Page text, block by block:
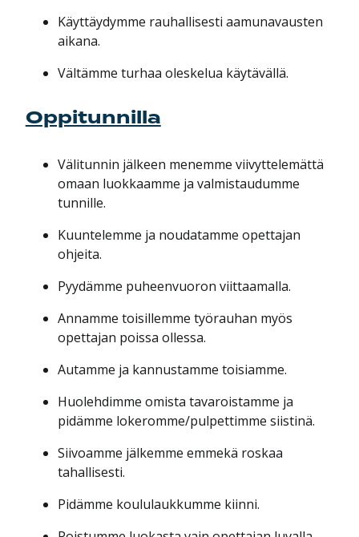
Käyttäydymme rauhallisesti aamunavausten
aikana.
Vältämme turhaa oleskelua käytävällä.
Oppitunnilla
Välitunnin jälkeen menemme viivyttelemättä
omaan luokkaamme ja valmistaudumme
tunnille.
Kuuntelemme ja noudatamme opettajan
ohjeita.
Pyydämme puheenvuoron viittaamalla.
Annamme toisillemme työrauhan myös
opettajan poissa ollessa.
Autamme ja kannustamme toisiamme.
Huolehdimme omista tavaroistamme ja
pidämme lokeromme/pulpettimme siistinä.
Siivoamme jälkemme emmekä roskaa
tahallisesti.
Pidämme koululaukkumme kiinni.